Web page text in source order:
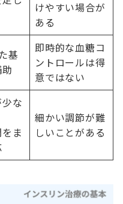
けやすい場合が
ある
基
即時的な血糖コ
ントロールは得
意ではない
な
ま
細かい調節が難
しいことがある